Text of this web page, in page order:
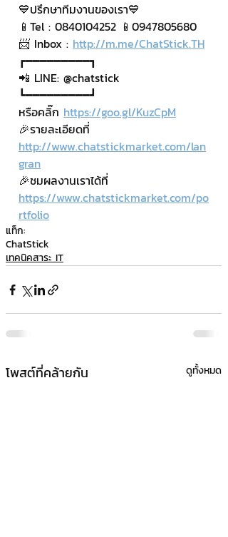
💙ปรึกษาทีมงานของเรา💙
📱Tel : 0840104252 📱0947805680
📨 Inbox : http://m.me/ChatStick.TH
┏━━━━━━━━━┓
📲 LINE: @chatstick
┗━━━━━━━━━┛
หรือคลิ๊ก https://goo.gl/KuzCpM
🎉รายละเอียดที่
http://www.chatstickmarket.com/lan
gran
🎉ชมผลงานเราได้ที่
https://www.chatstickmarket.com/po
rtfolio
แท็ก:
ChatStick
เทคนิคสาระ IT
โพสต์ที่คล้ายกัน ดูทั้งหมด